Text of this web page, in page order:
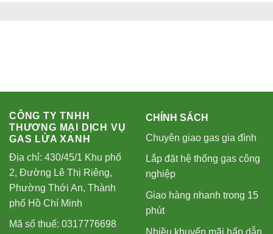
CÔNG TY TNHH
THƯƠNG MẠI DỊCH VỤ
GAS LỬA XANH
Địa chỉ: 430/45/1 Khu phố
2, Đường Lê Thị Riêng,
Phường Thới An, Thành
phố Hồ Chí Minh
Mã số thuế: 0317776698
CHÍNH SÁCH
Chuyên giao gas gia đình
Lắp đặt hệ thống gas công
nghiệp
Giao hàng nhanh trong 15
phút
Nhiều khuyến mãi hấp dẫn